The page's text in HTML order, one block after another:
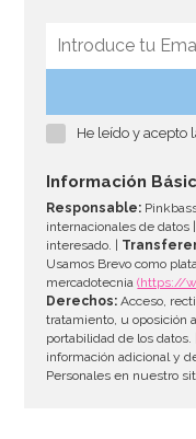
Confetti Cruces
He leído y acepto
Información
Responsable:
internacionales de datos |
interesado. |
Usamos Brevo como
mercadotecnia(https://
Derechos: Acceso,
tratamiento, u oposición
portabilidad de los datos. |
información adicional y
Personales en nuestro